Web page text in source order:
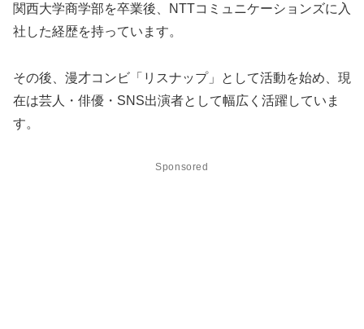
関西大学商学部を卒業後、NTTコミュニケーションズに入
社した経歴を持っています。
その後、漫才コンビ「リスナップ」として活動を始め、現
在は芸人・俳優・SNS出演者として幅広く活躍していま
す。